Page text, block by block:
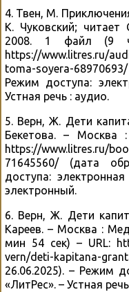
4. Твен, М.
К. Чуковский;
2008. 1 файл (9
https://www.litres.ru/
toma-soyera-
Режим доступа:
Устная речь : аудио.
5. Верн, Ж. Дети
Бекетова. – Москва
https://www.litres.ru/
71645560/ (дата
доступа:
электронный.
6. Верн, Ж. Дети
Кареев. – Москва :
мин 54 сек) – URL:
vern/deti-kapitana-
26.06.2025). – Режим
«ЛитРес». – Устная